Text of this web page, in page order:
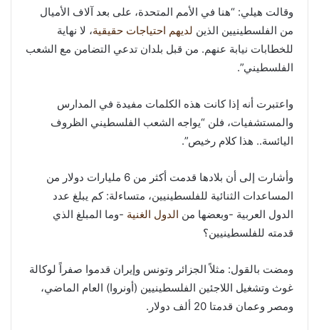
وقالت هيلي: “هنا في الأمم المتحدة، على بعد آلاف الأميال
من الفلسطينيين الذين لديهم احتياجات حقيقية، لا نهاية
للخطابات نيابة عنهم. من قبل بلدان تدعي التضامن مع الشعب
الفلسطيني”.
واعتبرت أنه إذا كانت هذه الكلمات مفيدة في المدارس
والمستشفيات، فلن “يواجه الشعب الفلسطيني الظروف
اليائسة.. هذا كلام رخيص”.
وأشارت إلى أن بلادها قدمت أكثر من 6 مليارات دولار من
المساعدات الثنائية للفلسطينيين، متساءلة: كم يبلغ عدد
الدول العربية -وبعضها من الدول الغنية -وما المبلغ الذي
قدمته للفلسطينيين؟
ومضت بالقول: مثلاً الجزائر وتونس وإيران قدموا صفراً لوكالة
غوث وتشغيل اللاجئين الفلسطينيين (أونروا) العام الماضي،
ومصر وعمان قدمتا 20 ألف دولار.